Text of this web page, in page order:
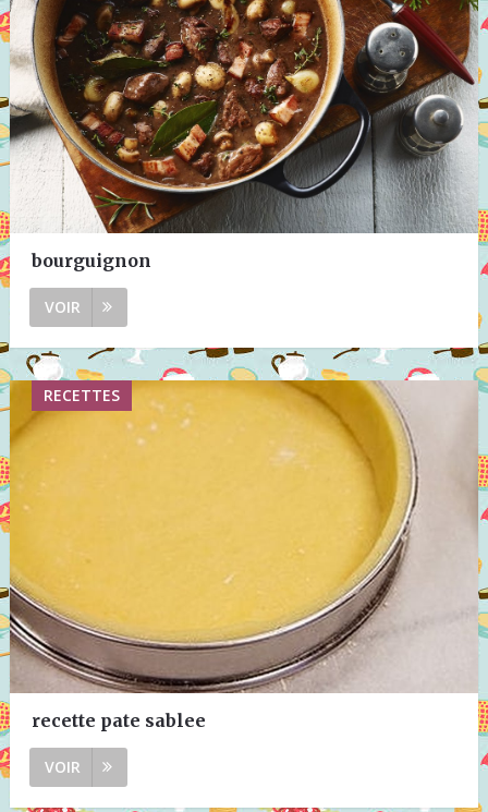
bourguignon
VOIR
RECETTES
recette pate sablee
VOIR